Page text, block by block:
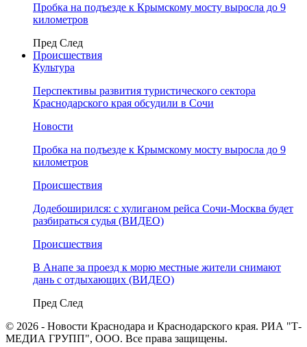
Пробка на подъезде к Крымскому мосту выросла до 9
километров
Пред След
Происшествия
Культура
Перспективы развития туристического сектора
Краснодарского края обсудили в Сочи
Новости
Пробка на подъезде к Крымскому мосту выросла до 9
километров
Происшествия
Додебоширился: с хулиганом рейса Сочи-Москва будет
разбираться судья (ВИДЕО)
Происшествия
В Анапе за проезд к морю местные жители снимают
дань с отдыхающих (ВИДЕО)
Пред След
© 2026 - Новости Краснодара и Краснодарского края. РИА "Т-
МЕДИА ГРУПП", ООО. Все права защищены.